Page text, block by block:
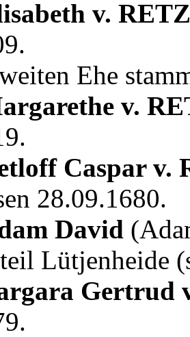
v.
.
Ehe
v.
.
Casparv.
28.09.1680.
David
Lütjenheide
Gertrud
.